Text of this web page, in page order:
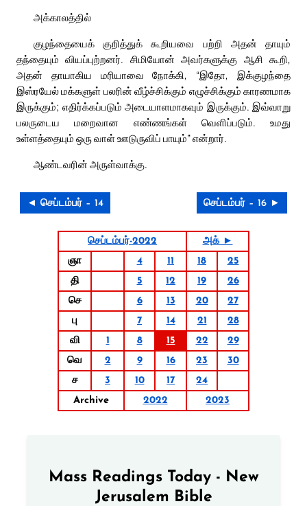
அக்காலத்தில்
குழந்தையைக் குறித்துக் கூறியவை பற்றி அதன் தாயும்
தந்தையும் வியப்புற்றனர். சிமியோன் அவர்களுக்கு ஆசி கூறி,
அதன் தாயாகிய மரியாவை நோக்கி, “இதோ, இக்குழந்தை
இஸ்ரயேல் மக்களுள் பலரின் வீழ்ச்சிக்கும் எழுச்சிக்கும் காரணமாக
இருக்கும்; எதிர்க்கப்படும் அடையாளமாகவும் இருக்கும். இவ்வாறு
பலருடைய மறைவான எண்ணங்கள் வெளிப்படும். உமது
உள்ளத்தையும் ஒரு வாள் ஊடுருவிப் பாயும்” என்றார்.
ஆண்டவரின் அருள்வாக்கு.
◄ செப்டம்பர் – 14 செப்டம்பர் – 16 ►
செப்டம்பர்-2022
அக் ►
ஞா
4 11 18
25
தி
5 12 19
26
செ
6 13 20
27
பு
7 14 21
28
வி
1 8 15 22
29
வெ
2 9 16 23
30
ச
3 10 17
24
Archive
2022 2023
Mass Readings Today - New
Jerusalem Bible